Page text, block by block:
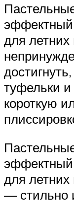
эффектный
для летних
туфельки
короткую
эффектный
для
— стильно